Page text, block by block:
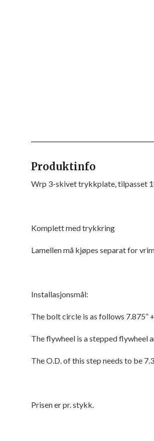
Produktinfo
Wrp 3-skivet trykkplate, tilpasset
Komplett med trykkring
Lamellen må kjøpes separat for
Installasjonsmål:
The bolt circle is as follows 7.875”
The flywheel is a stepped flywheel
The O.D. of this step needs to be
Prisen er pr. stykk.